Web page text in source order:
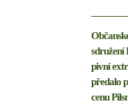
sdružení
pivní
předalo
cenu